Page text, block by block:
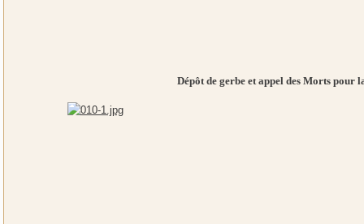
Dépôt de gerbe et appel des Morts pour